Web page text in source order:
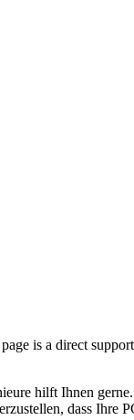
is a direct
hilft Ihnen
dass Ihre